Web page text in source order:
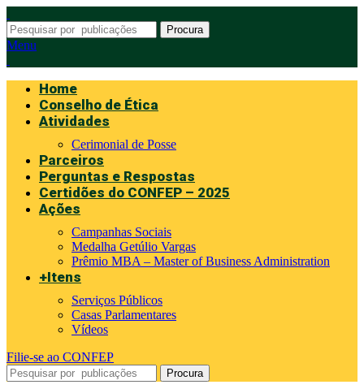
Procura
Menu
Home
Conselho de Ética
Atividades
Cerimonial de Posse
Parceiros
Perguntas e Respostas
Certidões do CONFEP – 2025
Ações
Campanhas Sociais
Medalha Getúlio Vargas
Prêmio MBA – Master of Business Administration
+Itens
Serviços Públicos
Casas Parlamentares
Vídeos
Filie-se ao CONFEP
Procura